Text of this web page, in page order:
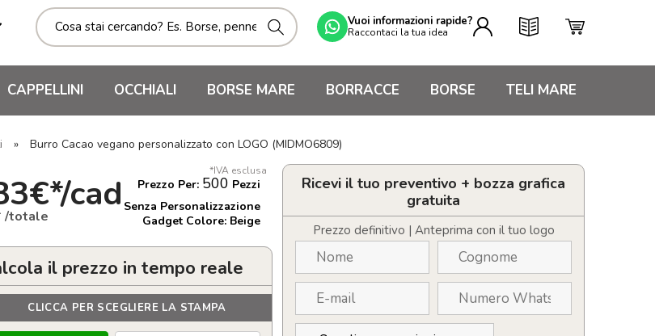
Vuoi informazioni rapide?
Raccontaci la tua idea
CAPPELLINI OCCHIALI BORSE MARE BORRACCE BORSE TELI MARE
» Burro Cacao vegano personalizzato con LOGO (MIDMO6809)
*IVA esclusa
cad
/totale
Prezzo Per: 500 Pezzi
Senza Personalizzazione
Gadget Colore: Beige
il prezzo in tempo reale
CLICCA PER SCEGLIERE LA STAMPA
Ricevi il tuo preventivo + bozza grafica
gratuita
Prezzo definitivo | Anteprima con il tuo logo